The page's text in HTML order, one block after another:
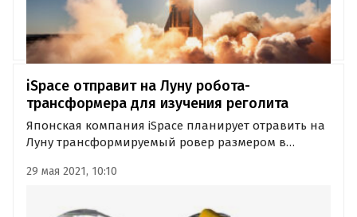
iSpace отправит на Луну робота-
трансформера для изучения реголита
Японская компания iSpace планирует отравить на
Луну трансформируемый ровер размером в
вездехода на естественный спутник Земли для
исследований (JAXA) запланирована с…
29 мая 2021, 10:10